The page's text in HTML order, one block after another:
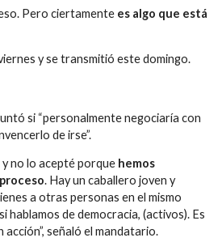
Pero ciertamente es algo que está
y se transmitió este domingo.
si “personalmente negociaría con
de irse”.
no lo acepté porque hemos
. Hay un caballero joven y
a otras personas en el mismo
hablamos de democracia, (activos). Es
señaló el mandatario.